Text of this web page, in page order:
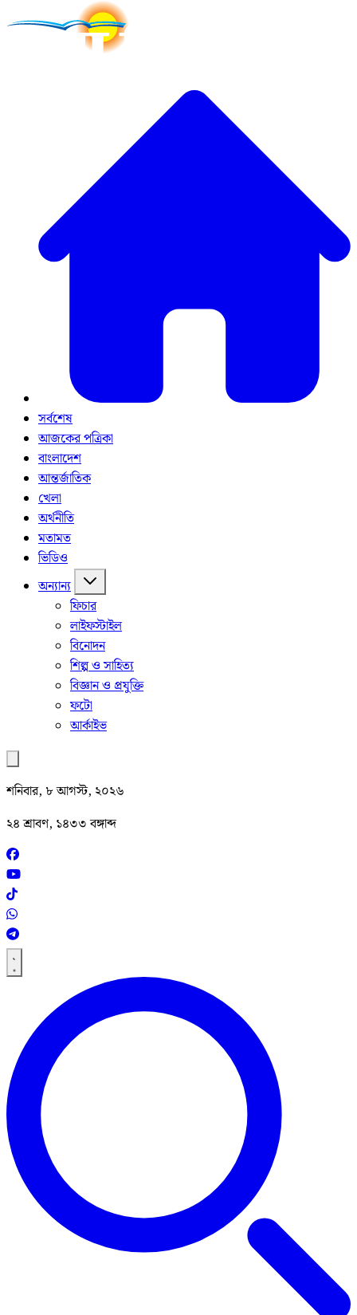
সর্বশেষ
আজকের পত্রিকা
বাংলাদেশ
আন্তর্জাতিক
খেলা
অর্থনীতি
মতামত
ভিডিও
অন্যান্য
ফিচার
লাইফস্টাইল
বিনোদন
শিল্প ও সাহিত্য
বিজ্ঞান ও প্রযুক্তি
ফটো
আর্কাইভ
শনিবার, ৮ আগস্ট, ২০২৬
২৪ শ্রাবণ, ১৪৩৩ বঙ্গাব্দ